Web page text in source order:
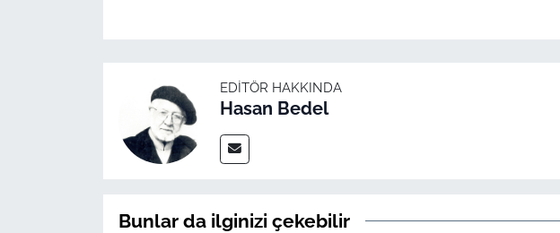
EDITÖR HAKKINDA
Hasan Bedel
Bunlar da ilginizi çekebilir